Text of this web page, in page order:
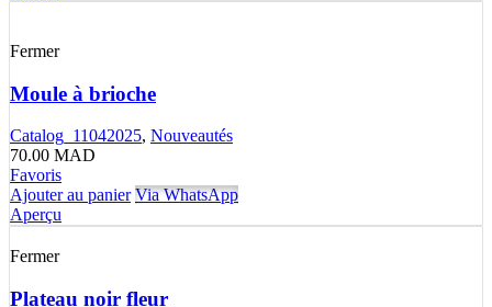
Fermer
Moule à brioche
Catalog_11042025, Nouveautés
70.00 MAD
Favoris
Ajouter au panier Via WhatsApp
Aperçu
Fermer
Plateau noir fleur